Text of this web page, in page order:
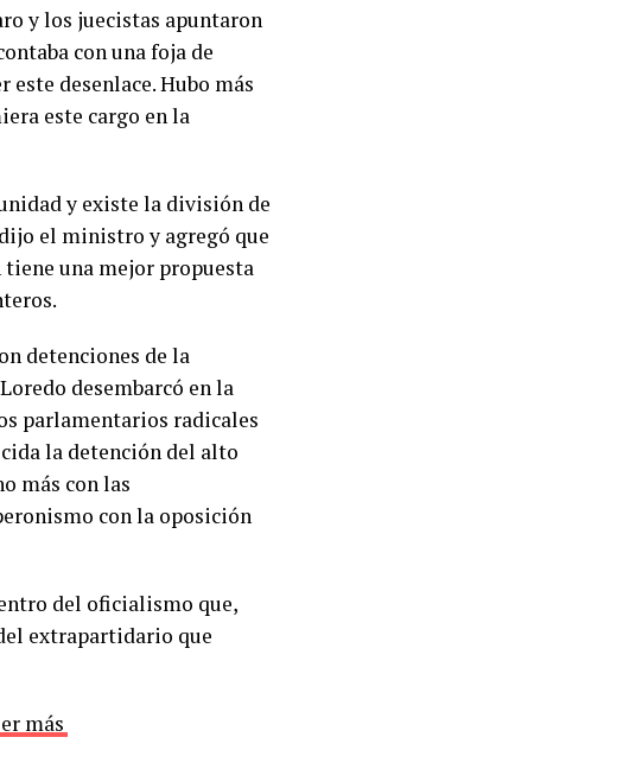
y los juecistas apuntaron
con una foja de
desenlace. Hubo más
este cargo en la
y existe la división de
el ministro y agregó que
una mejor propuesta
detenciones de la
desembarcó en la
parlamentarios radicales
la detención del alto
más con las
con la oposición
del oficialismo que,
extrapartidario que
más